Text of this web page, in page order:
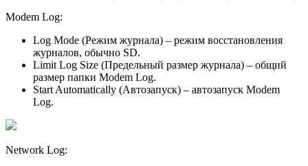
Modem Log:
Log Mode (Режим журнала) – режим восстановления
журналов, обычно SD.
Limit Log Size (Предельный размер журнала) – общий
размер папки Modem Log.
Start Automatically (Автозапуск) – автозапуск Modem
Log.
Network Log: